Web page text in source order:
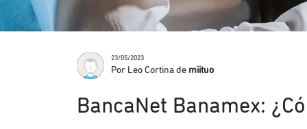
23/05/2023
Por Leo Cortina de miituo
BancaNet Banamex: